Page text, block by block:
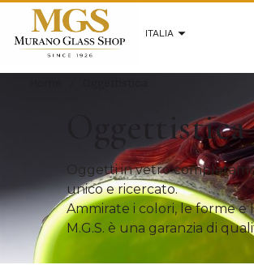
ITALIA
Oggettistica
Oggetti in vetro
unico e ricercato.
Ammirate i colori, le forme
M.G.S. è una garanzia di